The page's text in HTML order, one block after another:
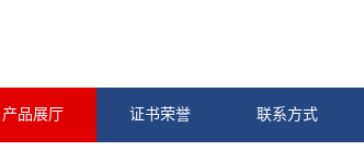
产品展厅 证书荣誉 联系方式